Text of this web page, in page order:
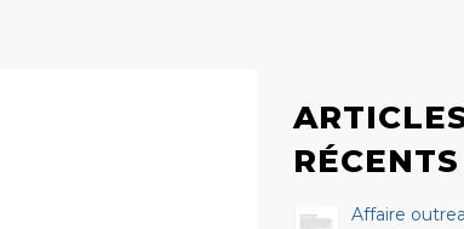
RÉCENTS
Affaire